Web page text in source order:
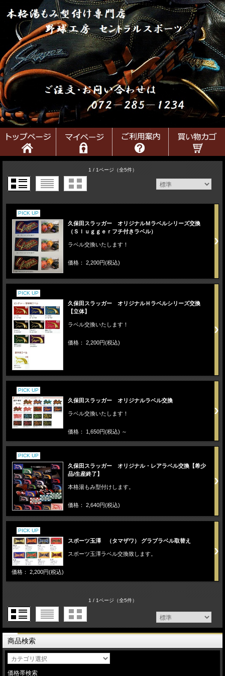
1 / 1ページ（全5件）
PICK UP
久保田スラッガー オリジナルＭラベルシリーズ交換
（Ｓｌｕｇｇｅｒフチ付きラベル）
ラベル交換いたします！
価格： 2,200円(税込)
PICK UP
久保田スラッガー オリジナルＨラベルシリーズ交換
【立体】
ラベル交換いたします！
価格： 2,200円(税込)
PICK UP
久保田スラッガー オリジナルラベル交換
ラベル交換いたします！
価格： 1,650円(税込) ～
PICK UP
久保田スラッガー オリジナル・レアラベル交換【希少
品/生産終了】
本格湯もみ型付けします。
価格： 2,640円(税込)
PICK UP
スポーツ玉澤 （タマザワ） グラブラベル取替え
スポーツ玉澤ラベル交換致します。
価格： 2,200円(税込)
1 / 1ページ（全5件）
商品検索
価格帯検索